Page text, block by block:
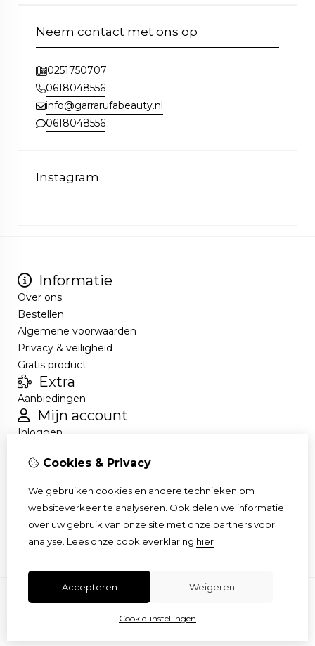
Neem contact met ons op
0251750707
0618048556
info@garrarufabeauty.nl
0618048556
Instagram
Informatie
Over ons
Bestellen
Algemene voorwaarden
Privacy & veiligheid
Gratis product
Extra
Aanbiedingen
Mijn account
Inloggen
Nieuwsbrief
Klantenservice
Contact
Cookies & Privacy
We gebruiken cookies en andere technieken om
websiteverkeer te analyseren. Ook delen we informatie
over uw gebruik van onze site met onze partners voor
analyse. Lees onze cookieverklaring hier
Accepteren Weigeren
Cookie-instellingen